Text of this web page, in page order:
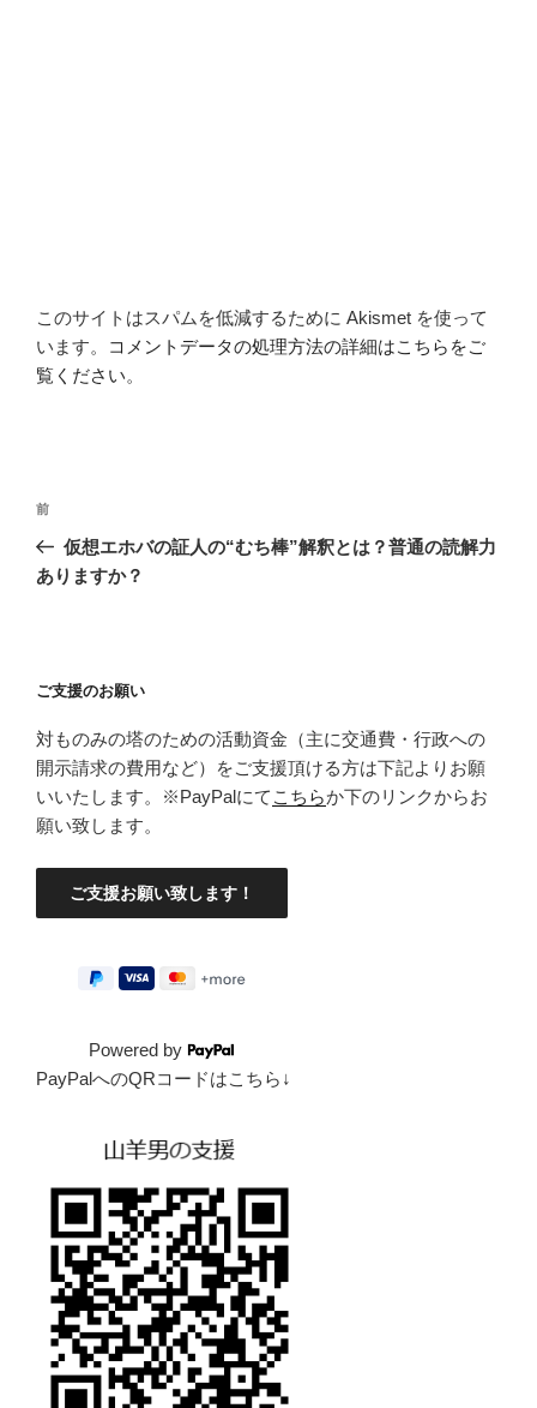
このサイトはスパムを低減するために Akismet を使って
います。
コメントデータの処理方法の詳細はこちらをご
覧ください。
投
ナ
シ
ョ
ン
前
の
投
前
仮想エホバの証人の“むち棒”解釈とは？普通の読解力
ありますか？
ご支援のお願い
対ものみの塔のための活動資金（主に交通費・行政への
開示請求の費用など）をご支援頂ける方は下記よりお願
いいたします。※PayPalにて こちらか下のリンクからお
願い致します。
Powered by
PayPalへのQRコードはこちら↓